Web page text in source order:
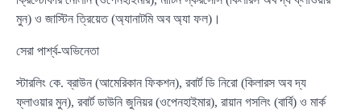
মুন) ও জাস্টিন ত্রিয়েত (অ্যানাটমি অব অ্যা ফল)।
সেরা পার্শ্ব-অভিনেতা
স্টারলিং কে. ব্রাউন (আমেরিকান ফিকশন), রবার্ট ডি নিরো (কিলারস অব দ্য
ফ্লাওয়ার মুন), রবার্ট ডাউনি জুনিয়র (ওপেনহাইমার), রায়ান গসলিং (বার্বি) ও মার্ক